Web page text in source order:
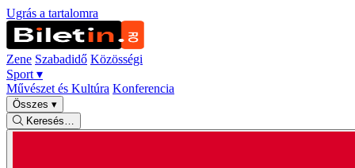
Ugrás a tartalomra
Zene Szabadidő Közösségi
Sport ▾
Művészet és Kultúra Konferencia
Összes ▾
Keresés…